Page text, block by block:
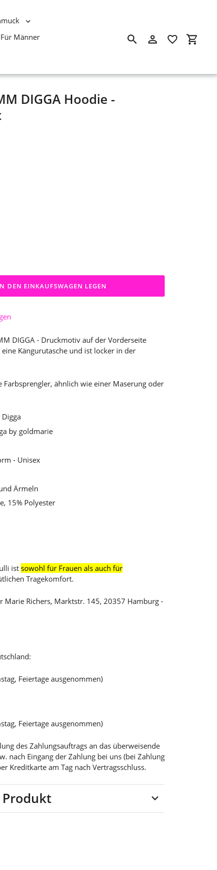
Für Männer
SuchenEinloggen
DIGGA Hoodie -
DEN EINKAUFSWAGEN LEGEN
DIGGA - Druckmotiv auf der Vorderseite
Kängurutasche und ist locker in der
ähnlich wie einer Maserung oder
by goldmarie
- Unisex
Ärmeln
15% Polyester
ist sowohl für Frauen als auch für
Tragekomfort.
Marie Richers, Marktstr. 145, 20357 Hamburg -
Feiertage ausgenommen)
Feiertage ausgenommen)
des Zahlungsauftrags an das überweisende
nach Eingang der Zahlung bei uns (bei Zahlung
Kreditkarte am Tag nach Vertragsschluss.